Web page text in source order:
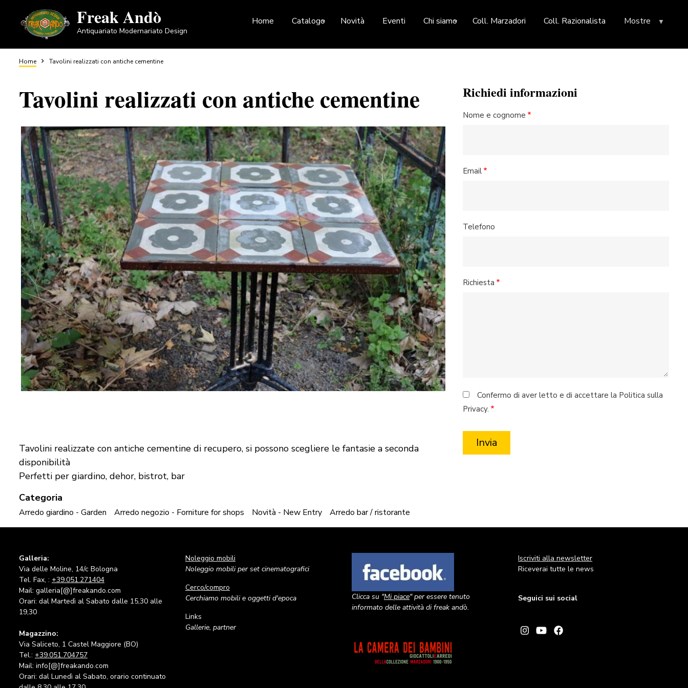
contenuto
principale
Freak Andò
Antiquariato Modernariato Design
Home Catalogo Novità Eventi Chi siamo Coll. Marzadori Coll. Razionalista Mostre
Briciole
di
pane
Home Tavolini realizzati con antiche cementine
Tavolini realizzati con antiche cementine
Tavolini realizzate con antiche cementine di recupero, si possono scegliere le fantasie a seconda
disponibilità
Perfetti per giardino, dehor, bistrot, bar
Categoria
Arredo giardino - Garden Arredo negozio - Forniture for shops Novità - New Entry Arredo bar / ristorante
Richiedi informazioni
Nome e cognome
Email
Telefono
Richiesta
Confermo di aver letto e di accettare la Politica sulla
Privacy.
Galleria:
Via delle Moline, 14/c Bologna
Tel. Fax, : +39.051.271404
Mail: galleria[@]freakando.com
Orari: dal Martedì al Sabato dalle 15,30 alle
19,30
Magazzino:
Via Saliceto, 1 Castel Maggiore (BO)
Tel.: +39.051.704757
Mail: info[@]freakando.com
Orari: dal Lunedì al Sabato, orario continuato
Noleggio mobili
Noleggio mobili per set cinematografici
Cerco/compro
Cerchiamo mobili e oggetti d'epoca
Links
Gallerie, partner
Clicca su "Mi piace" per essere tenuto
informato delle attività di freak andò.
Image
Iscriviti alla newsletter
Riceverai tutte le news
Seguici sui social